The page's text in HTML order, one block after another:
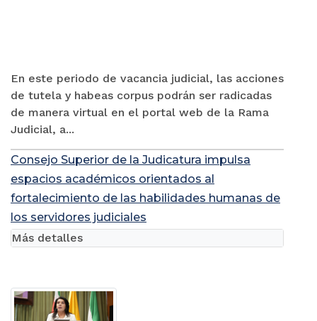
En este periodo de vacancia judicial, las acciones
de tutela y habeas corpus podrán ser radicadas
de manera virtual en el portal web de la Rama
Judicial, a...
Consejo Superior de la Judicatura impulsa
espacios académicos orientados al
fortalecimiento de las habilidades humanas de
los servidores judiciales
Más detalles